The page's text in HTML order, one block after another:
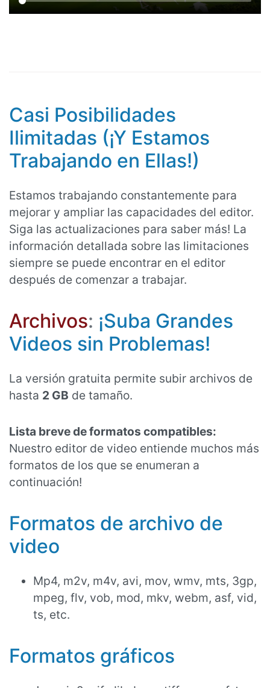
Casi Posibilidades
Ilimitadas (¡Y Estamos
Trabajando en Ellas!)
Estamos trabajando constantemente para
mejorar y ampliar las capacidades del editor.
Siga las actualizaciones para saber más! La
información detallada sobre las limitaciones
siempre se puede encontrar en el editor
después de comenzar a trabajar.
Archivos: ¡Suba Grandes
Videos sin Problemas!
La versión gratuita permite subir archivos de
hasta 2 GB de tamaño.
Lista breve de formatos compatibles:
Nuestro editor de video entiende muchos más
formatos de los que se enumeran a
continuación!
Formatos de archivo de
video
Mp4, m2v, m4v, avi, mov, wmv, mts, 3gp,
mpeg, flv, vob, mod, mkv, webm, asf, vid,
ts, etc.
Formatos gráficos